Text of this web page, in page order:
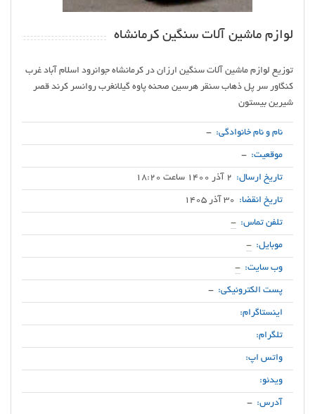
لوازم ماشین آلات سنگین کرمانشاه
توزیع لوازم ماشین آلات سنگین ارزان در کرمانشاه جوانرود اسلام آباد غرب
کنگاور سر پل ذهاب سنقر هرسین صحنه پاوه گیلانغرب روانسر کرند قصر
شیرین بیستون
نام و نام خانوادگی: -
موقعیت: -
تاریخ ارسال: 2 آذر 1400 ساعت 18:20
تاریخ انقضا: 30 آذر 1405
تلفن تماس: -
موبایل: -
وب سایت: -
پست الکترونیکی: -
اینستاگرام:
تلگرام:
واتس اپ:
ویدئو:
آدرس: -